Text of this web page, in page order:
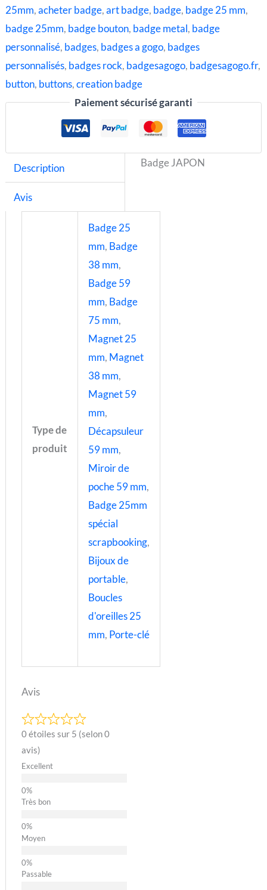
25mm,acheter badge,art badge, badge, badge 25 mm,
badge 25mm, badge bouton, badge metal, badge
personnalisé, badges, badges a gogo, badges
personnalisés, badges rock, badgesagogo, badgesagogo.fr,
button, buttons,creation badge
Paiement sécurisé garanti
Description
Avis
Badge JAPON
Type de
produit
Badge 25
mm, Badge
38 mm,
Badge 59
mm, Badge
75 mm,
Magnet 25
mm, Magnet
38 mm,
Magnet 59
mm,
Décapsuleur
59 mm,
Miroir de
poche 59 mm,
Badge 25mm
spécial
scrapbooking,
Bijoux de
portable,
Boucles
d'oreilles 25
mm, Porte-clé
Avis
0 étoiles sur 5 (selon 0
avis)
Excellent
Très bon
Moyen
Passable